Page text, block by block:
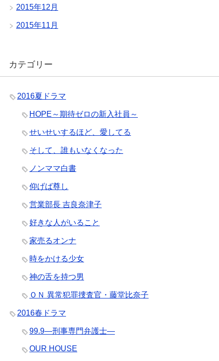
2015年12月
2015年11月
カテゴリー
2016夏ドラマ
HOPE～期待ゼロの新入社員～
せいせいするほど、愛してる
そして、誰もいなくなった
ノンママ白書
仰げば尊し
営業部長 吉良奈津子
好きな人がいること
家売るオンナ
時をかける少女
神の舌を持つ男
ＯＮ 異常犯罪捜査官・藤堂比奈子
2016春ドラマ
99.9―刑事専門弁護士―
OUR HOUSE